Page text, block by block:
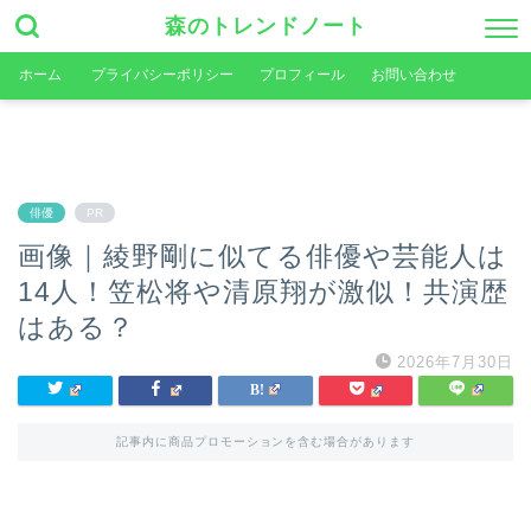
森のトレンドノート
ホーム プライバシーポリシー プロフィール お問い合わせ
俳優 PR
画像｜綾野剛に似てる俳優や芸能人は
14人！笠松将や清原翔が激似！共演歴
はある？
2026年7月30日
記事内に商品プロモーションを含む場合があります